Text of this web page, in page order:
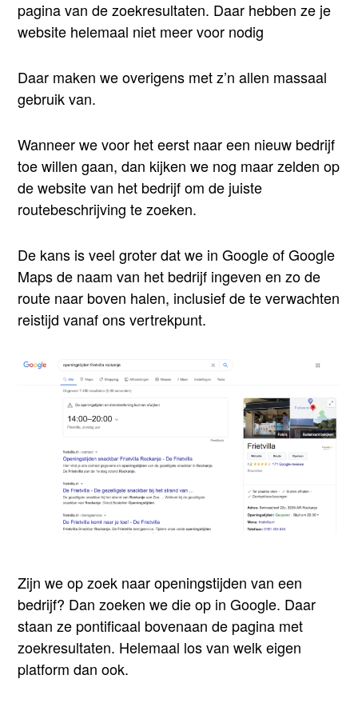
pagina van de zoekresultaten. Daar hebben ze je
website helemaal niet meer voor nodig
Daar maken we overigens met z’n allen massaal
gebruik van.
Wanneer we voor het eerst naar een nieuw bedrijf
toe willen gaan, dan kijken we nog maar zelden op
de website van het bedrijf om de juiste
routebeschrijving te zoeken.
De kans is veel groter dat we in Google of Google
Maps de naam van het bedrijf ingeven en zo de
route naar boven halen, inclusief de te verwachten
reistijd vanaf ons vertrekpunt.
Zijn we op zoek naar openingstijden van een
bedrijf? Dan zoeken we die op in Google. Daar
staan ze pontificaal bovenaan de pagina met
zoekresultaten. Helemaal los van welk eigen
platform dan ook.